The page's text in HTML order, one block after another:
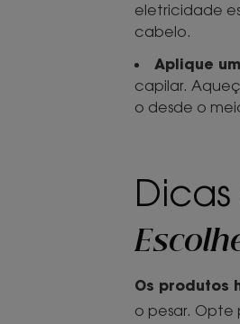
eletricidade
cabelo.
Aplique
capilar.
o desde o
Os produtos
o pesar. Opte